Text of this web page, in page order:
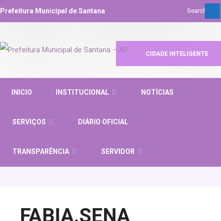
Prefeitura Municipal de Santana
INICIO INSTITUCIONAL NOTÍCIAS
SERVIÇOS DIÁRIO OFICIAL
TRANSPARÊNCIA SERVIDOR
CIDADE INTELIGENTE
FABIA.SENA